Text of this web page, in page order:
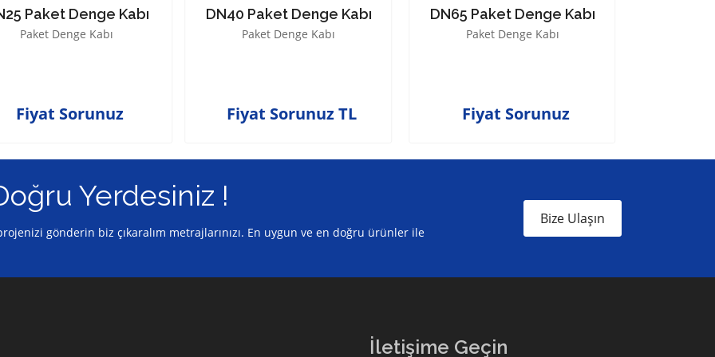
Paket Denge Kabı
Paket Denge Kabı
Fiyat Sorunuz
DN40 Paket Denge Kabı
Paket Denge Kabı
Fiyat Sorunuz TL
DN65 Paket Denge Kabı
Paket Denge Kabı
Fiyat Sorunuz
Yerdesiniz !
gönderin biz çıkaralım metrajlarınızı. En uygun ve en doğru ürünler ile
Bize Ulaşın
İletişime Geçin